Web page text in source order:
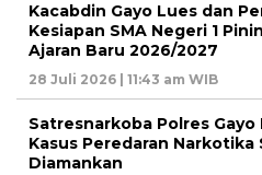
Kacabdin Gayo Lues dan
Kesiapan SMA Negeri 1
Ajaran Baru 2026/2027
28 Juli 2026 | 11:43 am WIB
Satresnarkoba Polres
Kasus Peredaran Narkotika
Diamankan